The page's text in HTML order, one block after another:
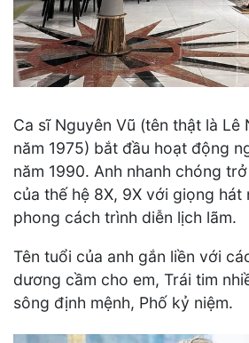
Ca sĩ Nguyên Vũ (tên thật là Lê
năm 1975) bắt đầu hoạt động
năm 1990. Anh nhanh chóng
của thế hệ 8X, 9X với giọng hát
phong cách trình diễn lịch lãm.
Tên tuổi của anh gắn liền với
dương cầm cho em, Trái tim
sông định mệnh, Phố kỷ niệm.